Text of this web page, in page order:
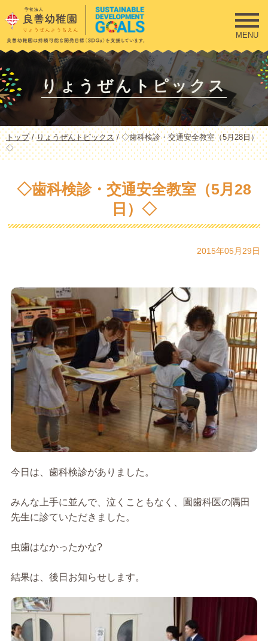
このページの本文へ
MENU
りょうぜんトピックス
現
在
の
トップ/りょうぜんトピックス /◇歯科検診・交通安全教室（5月28日）
◇
◇歯科検診・交通安全教室（5月28
日）◇
2015年05月29日
今日は、歯科検診がありました。
みんな上手に並んで、泣くこともなく、園歯科医の隅田
先生に診ていただきました。
虫歯はなかったかな?
結果は、後日お知らせします。